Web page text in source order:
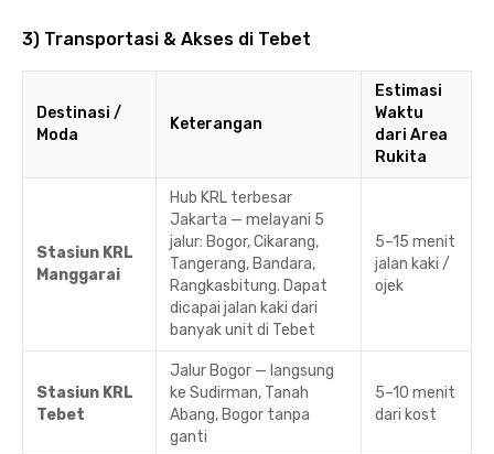
3) Transportasi & Akses di Tebet
Destinasi /
Moda
Keterangan
Estimasi
Waktu
dari Area
Rukita
Stasiun KRL
Manggarai
Hub KRL terbesar
Jakarta — melayani 5
jalur: Bogor, Cikarang,
Tangerang, Bandara,
Rangkasbitung. Dapat
dicapai jalan kaki dari
banyak unit di Tebet
5–15 menit
jalan kaki /
ojek
Stasiun KRL
Tebet
Jalur Bogor — langsung
ke Sudirman, Tanah
Abang, Bogor tanpa
ganti
5–10 menit
dari kost